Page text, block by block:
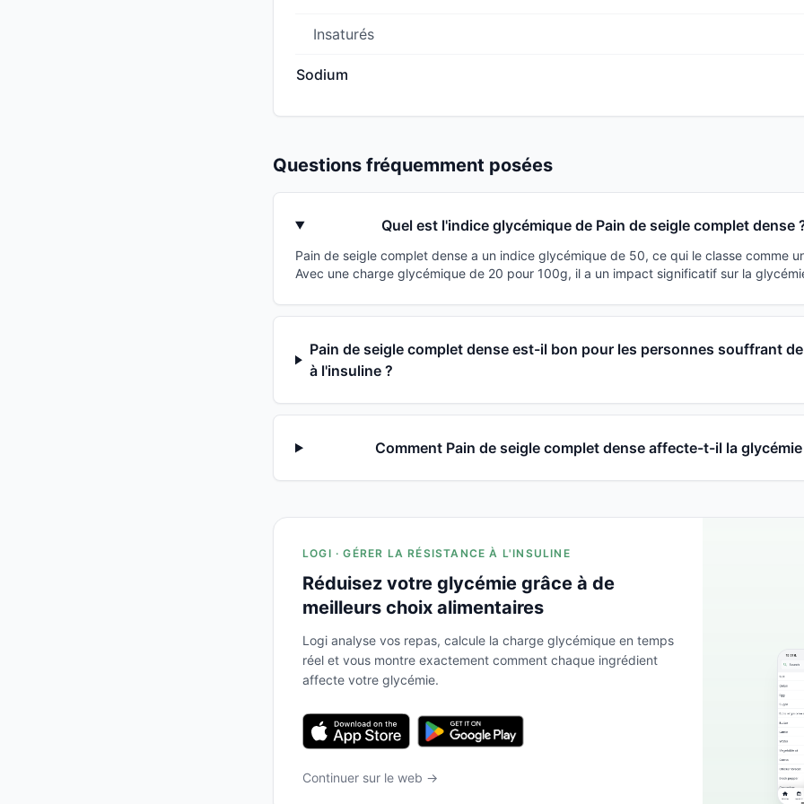
Insaturés
Sodium
Questions fréquemment posées
Quel est l'indice glycémique de Pain de seigle complet dense
Pain de seigle complet dense a un indice glycémique de 50, ce qui le classe comme
Avec une charge glycémique de 20 pour 100g, il a un impact significatif sur la
Pain de seigle complet dense est-il bon pour les personnes souffrant
à l'insuline ?
Comment Pain de seigle complet dense affecte-t-il la glycémie
LOGI · GÉRER LA RÉSISTANCE À L'INSULINE
Réduisez votre glycémie grâce à de
meilleurs choix alimentaires
Logi analyse vos repas, calcule la charge glycémique en temps
réel et vous montre exactement comment chaque ingrédient
affecte votre glycémie.
Continuer sur le web →